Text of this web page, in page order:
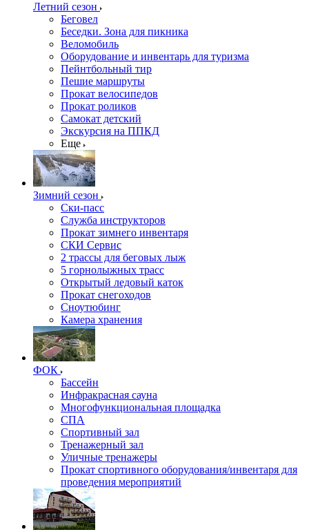
Летний сезон
Беговел
Беседки. Зона для пикника
Веломобиль
Оборудование и инвентарь для туризма
Пейнтбольный тир
Пешие маршруты
Прокат велосипедов
Прокат роликов
Самокат детский
Экскурсия на ППКД
Еще
Зимний сезон
Ски-пасс
Служба инструкторов
Прокат зимнего инвентаря
СКИ Сервис
2 трассы для беговых лыж
5 горнолыжных трасс
Открытый ледовый каток
Прокат снегоходов
Сноутюбинг
Камера хранения
ФОК
Бассейн
Инфракрасная сауна
Многофункциональная площадка
СПА
Спортивный зал
Тренажерный зал
Уличные тренажеры
Прокат спортивного оборудования/инвентаря для
проведения мероприятий